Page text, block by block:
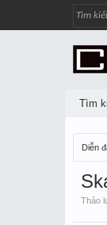
Diễn
Thảo
Tìm